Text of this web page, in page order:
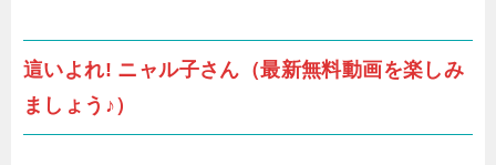
這いよれ! ニャル子さん（最新無料動画を楽しみ
ましょう♪）